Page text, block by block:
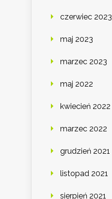
czerwiec 2023
maj 2023
marzec 2023
maj 2022
kwiecień 2022
marzec 2022
grudzień 2021
listopad 2021
sierpień 2021